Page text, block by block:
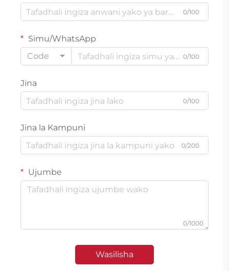
0/100
Simu/WhatsApp
Code
0/100
Jina
0/100
Jina la Kampuni
0/200
Ujumbe
0/1000
Wasilisha